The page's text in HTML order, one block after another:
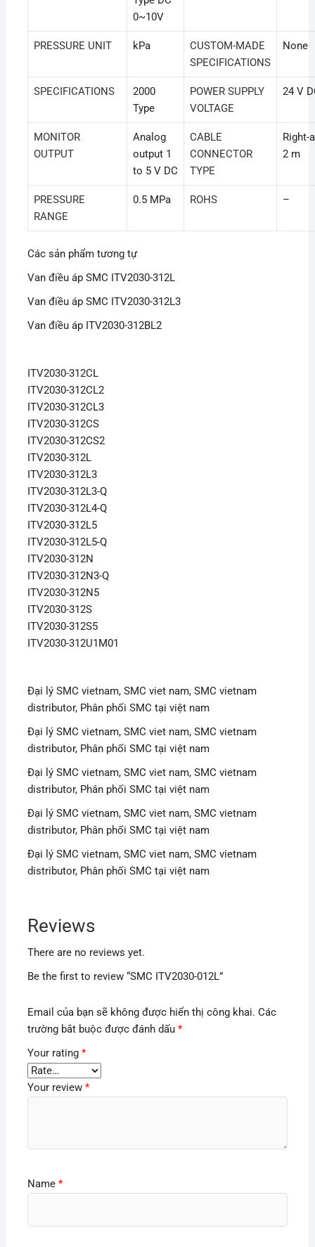
0~10V
PRESSURE UNIT kPa
CUSTOM-MADE
SPECIFICATIONS
None
SPECIFICATIONS
2000
Type
POWER SUPPLY
VOLTAGE
24 V
MONITOR
OUTPUT
Analog
output 1
to 5 V DC
CABLE
CONNECTOR
TYPE
Right-
2 m
PRESSURE
RANGE
0.5 MPa ROHS –
Các sản phẩm tương tự
Van điều áp SMC ITV2030-312L
Van điều áp SMC ITV2030-312L3
Van điều áp ITV2030-312BL2
ITV2030-312CL
ITV2030-312CL2
ITV2030-312CL3
ITV2030-312CS
ITV2030-312CS2
ITV2030-312L
ITV2030-312L3
ITV2030-312L3-Q
ITV2030-312L4-Q
ITV2030-312L5
ITV2030-312L5-Q
ITV2030-312N
ITV2030-312N3-Q
ITV2030-312N5
ITV2030-312S
ITV2030-312S5
ITV2030-312U1M01
Đại lý SMC vietnam, SMC viet nam, SMC vietnam
distributor, Phân phối SMC tại việt nam
Đại lý SMC vietnam, SMC viet nam, SMC vietnam
distributor, Phân phối SMC tại việt nam
Đại lý SMC vietnam, SMC viet nam, SMC vietnam
distributor, Phân phối SMC tại việt nam
Đại lý SMC vietnam, SMC viet nam, SMC vietnam
distributor, Phân phối SMC tại việt nam
Đại lý SMC vietnam, SMC viet nam, SMC vietnam
distributor, Phân phối SMC tại việt nam
Reviews
There are no reviews yet.
Be the first to review “SMC ITV2030-012L”
Email của bạn sẽ không được hiển thị công khai. Các
trường bắt buộc được đánh dấu *
Your rating *
Your review *
Name *